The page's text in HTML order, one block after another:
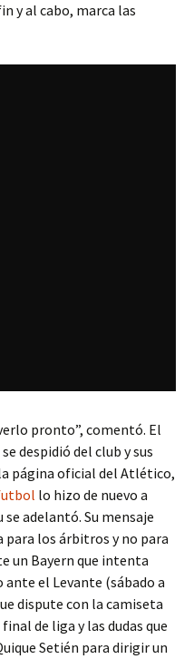
y al cabo, marca las
pronto”, comentó. El
despidió del club y sus
página oficial del Atlético,
lo hizo de nuevo a
se adelantó. Su mensaje
para los árbitros y no para
un Bayern que intenta
el Levante (sábado a
dispute con la camiseta
de liga y las dudas que
Setién para dirigir un